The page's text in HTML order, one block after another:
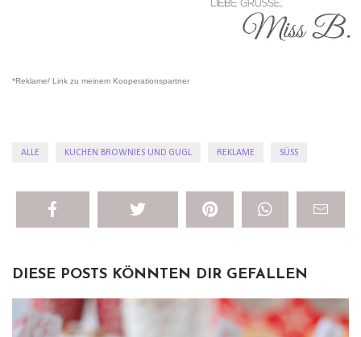
*Reklame/ Link zu meinem Kooperationspartner
ALLE KUCHEN BROWNIES UND GUGL REKLAME SÜSS
DIESE POSTS KÖNNTEN DIR GEFALLEN